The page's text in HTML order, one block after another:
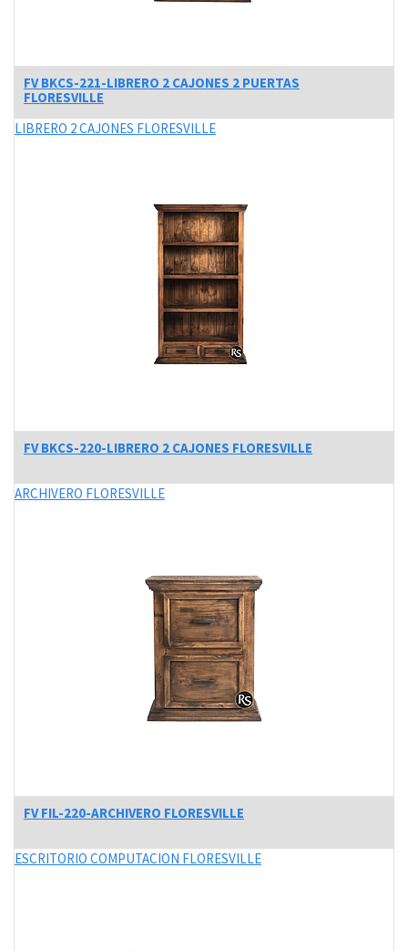
FV BKCS-221-LIBRERO 2 CAJONES 2 PUERTAS
FLORESVILLE
LIBRERO 2 CAJONES FLORESVILLE
FV BKCS-220-LIBRERO 2 CAJONES FLORESVILLE
ARCHIVERO FLORESVILLE
FV FIL-220-ARCHIVERO FLORESVILLE
ESCRITORIO COMPUTACION FLORESVILLE